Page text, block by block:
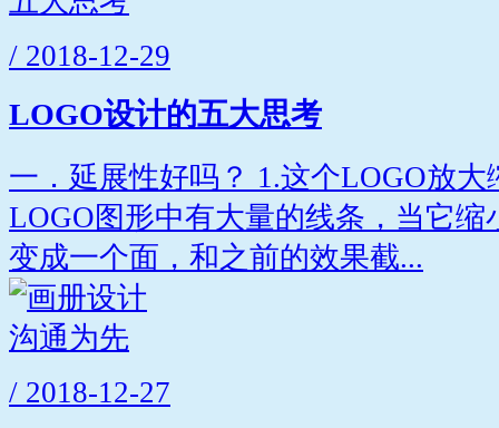
/ 2018-12-29
LOGO设计的五大思考
一．延展性好吗？ 1.这个LOGO放
LOGO图形中有大量的线条，当它
变成一个面，和之前的效果截...
/ 2018-12-27